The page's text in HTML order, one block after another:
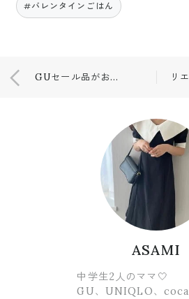
#バレンタインごはん
GUセール品がおすすめ🤍
ASAMI
中学生2人のママ🤍
GU、UNIQLO、coca